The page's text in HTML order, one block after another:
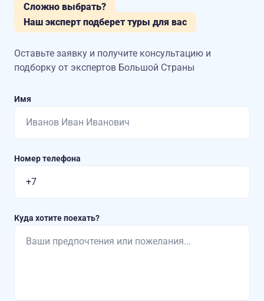
Сложно выбрать?
Наш эксперт подберет туры для вас
Оставьте заявку и получите консультацию и
подборку от экспертов Большой Страны
Имя
Номер телефона
Куда хотите поехать?